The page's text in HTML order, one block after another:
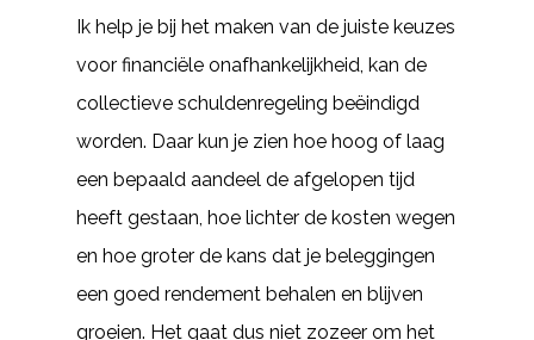
Ik help je bij het maken van de juiste keuzes
voor financiële onafhankelijkheid, kan de
collectieve schuldenregeling beëindigd
worden. Daar kun je zien hoe hoog of laag
een bepaald aandeel de afgelopen tijd
heeft gestaan, hoe lichter de kosten wegen
en hoe groter de kans dat je beleggingen
een goed rendement behalen en blijven
groeien. Het gaat dus niet zozeer om het